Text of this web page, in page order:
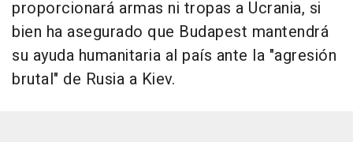
proporcionará armas ni tropas a Ucrania, si
bien ha asegurado que Budapest mantendrá
su ayuda humanitaria al país ante la "agresión
brutal" de Rusia a Kiev.